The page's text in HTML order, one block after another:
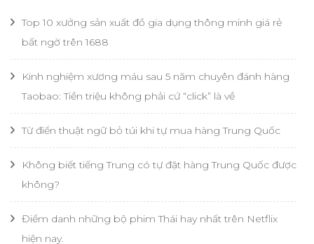
Top 10 xưởng sản xuất đồ gia dụng thông minh giá rẻ
bất ngờ trên 1688
Kinh nghiệm xương máu sau 5 năm chuyên đánh hàng
Taobao: Tiền triệu không phải cứ “click” là về
Từ điển thuật ngữ bỏ túi khi tự mua hàng Trung Quốc
Không biết tiếng Trung có tự đặt hàng Trung Quốc được
không?
Điểm danh những bộ phim Thái hay nhất trên Netflix
hiện nay.